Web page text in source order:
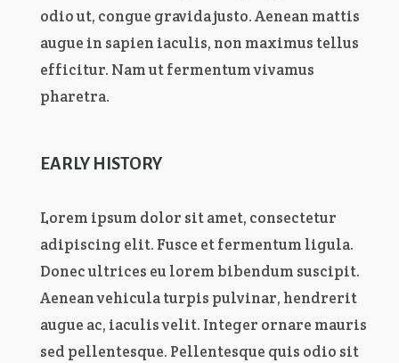
odio ut, congue gravida justo. Aenean mattis
augue in sapien iaculis, non maximus tellus
efficitur. Nam ut fermentum vivamus
pharetra.
EARLY HISTORY
Lorem ipsum dolor sit amet, consectetur
adipiscing elit. Fusce et fermentum ligula.
Donec ultrices eu lorem bibendum suscipit.
Aenean vehicula turpis pulvinar, hendrerit
augue ac, iaculis velit. Integer ornare mauris
sed pellentesque. Pellentesque quis odio sit